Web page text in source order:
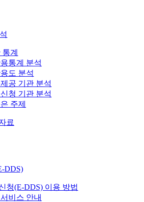
계
통계 분석
도 분석
공 기관 분석
청 기관 분석
주제
료
DDS)
청(E-DDS) 이용 방법
비스 안내